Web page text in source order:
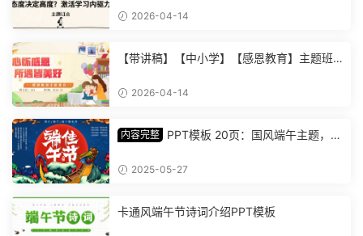
2026-04-14
【带讲稿】【中小学】【感恩教育】主题班
2026-04-14
内容完整
PPT模板 20页：国风端午主题，丰
278】2025-05-27
卡通风端午节诗词介绍PPT模板